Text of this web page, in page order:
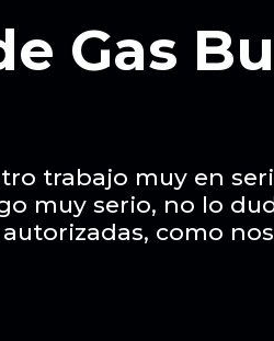
Gas
trabajo muy en
muy serio, no lo
como